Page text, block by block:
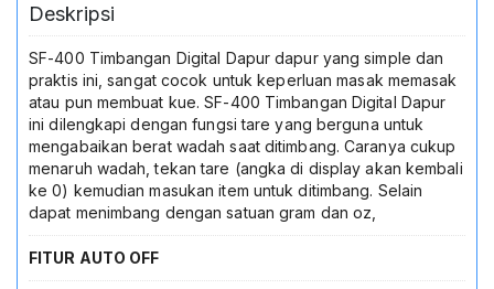
Tepung
Kopi
Paket
Online
Multifungsi
High
Quality
Sensor
Fitur
Tare
Layar
LCD
Bonus
Deskripsi
SF-400 Timbangan Digital Dapur dapur yang simple dan
praktis ini, sangat cocok untuk keperluan masak memasak
atau pun membuat kue. SF-400 Timbangan Digital Dapur
ini dilengkapi dengan fungsi tare yang berguna untuk
mengabaikan berat wadah saat ditimbang. Caranya cukup
menaruh wadah, tekan tare (angka di display akan kembali
ke 0) kemudian masukan item untuk ditimbang. Selain
dapat menimbang dengan satuan gram dan oz,
FITUR AUTO OFF